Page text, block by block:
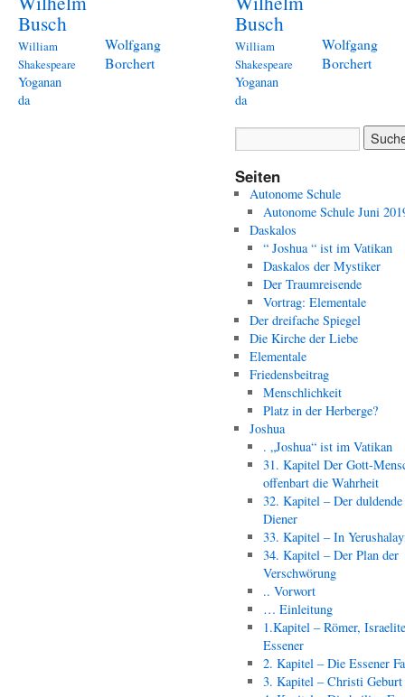
Busch
William
Shakespeare
Wolfgang
Borchert
Yoganan
da
Busch
William
Shakespeare
Wolfgang
Borchert
Yoganan
da
Seiten
Autonome Schule
Autonome Schule Juni
Daskalos
“ Joshua “ ist im Vatikan
Daskalos der Mystiker
Der Traumreisende
Vortrag: Elementale
Der dreifache Spiegel
Die Kirche der Liebe
Elementale
Friedensbeitrag
Menschlichkeit
Platz in der Herberge?
Joshua
. „Joshua“ ist im Vatikan
31. Kapitel Der Gott-
offenbart die Wahrheit
32. Kapitel – Der duldende
Diener
33. Kapitel – In
34. Kapitel – Der Plan der
Verschwörung
.. Vorwort
… Einleitung
1.Kapitel – Römer,
Essener
2. Kapitel – Die Essener
3. Kapitel – Christi Geburt